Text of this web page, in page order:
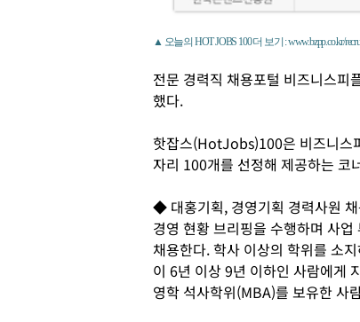
▲ 오늘의 HOT JOBS 100 더 보기 : www.bzpp.co.kr/
전문 경력직 채용포털 비즈니스피
했다.
핫잡스(HotJobs)100은 비즈니스
자리 100개를 선정해 제공하는 코
◆ 대홍기획, 경영기획 경력사원
경영 현황 브리핑을 수행하며 사
채용한다. 학사 이상의 학위를 소
이 6년 이상 9년 이하인 사람에게
영학 석사학위(MBA)를 보유한 사